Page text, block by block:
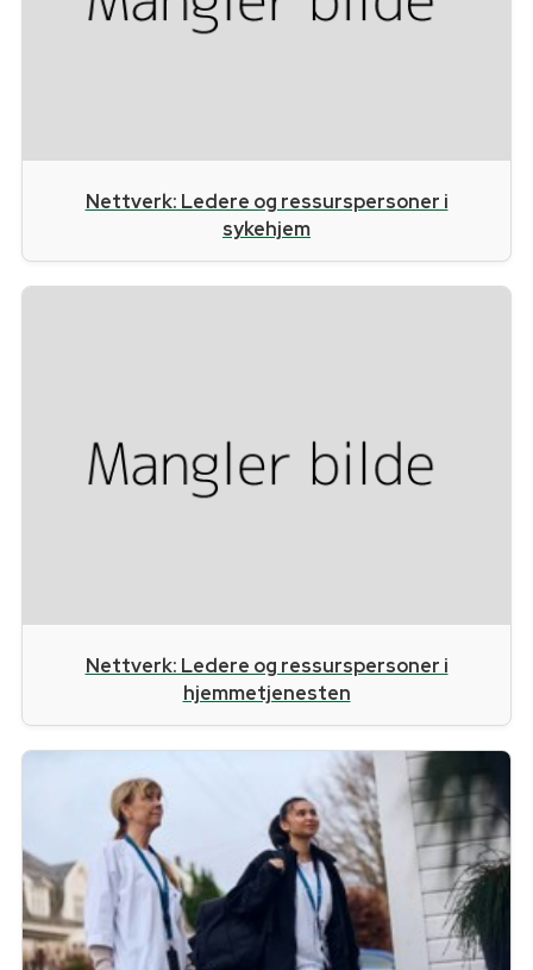
Nettverk: Ledere og ressurspersoner i
sykehjem
Nettverk: Ledere og ressurspersoner i
hjemmetjenesten